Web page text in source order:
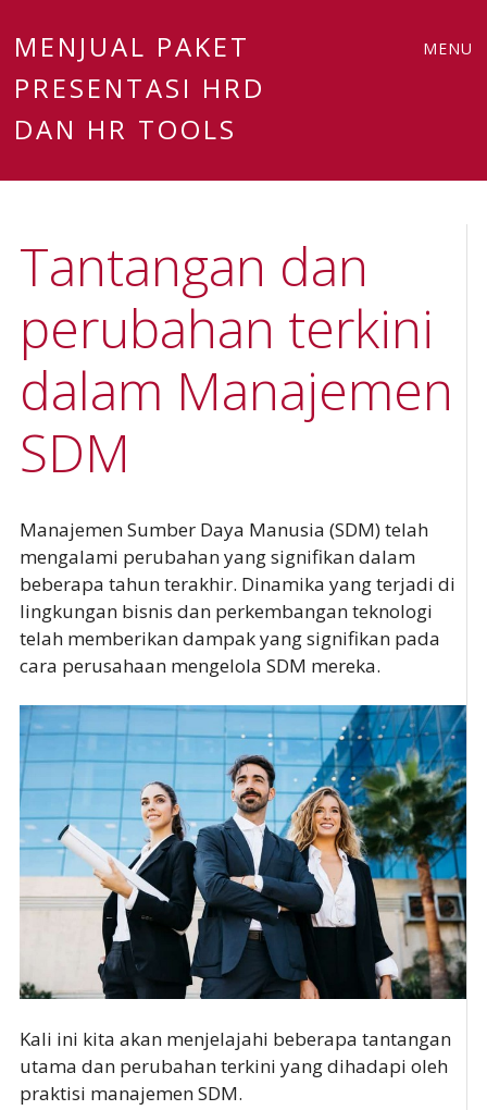
MENJUAL PAKET
PRESENTASI HRD
DAN HR TOOLS
MENU
Tantangan dan
perubahan terkini
dalam Manajemen
SDM
Manajemen Sumber Daya Manusia (SDM) telah
mengalami perubahan yang signifikan dalam
beberapa tahun terakhir. Dinamika yang terjadi di
lingkungan bisnis dan perkembangan teknologi
telah memberikan dampak yang signifikan pada
cara perusahaan mengelola SDM mereka.
Kali ini kita akan menjelajahi beberapa tantangan
utama dan perubahan terkini yang dihadapi oleh
praktisi manajemen SDM.